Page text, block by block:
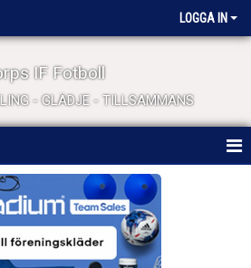
LOGGA IN
IF Fotboll
- GLÄDJE - TILLSAMMANS